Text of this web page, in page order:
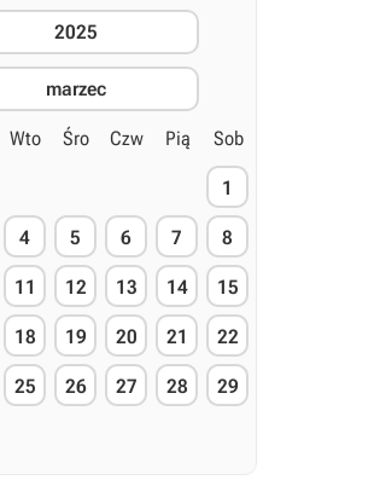
2025
marzec
Wto Śro Czw Pią Sob
1
4 5 6 7 8
11 12 13 14 15
18 19 20 21 22
25 26 27 28 29